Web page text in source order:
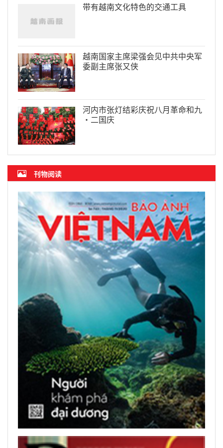
带有越南文化特色的交通工具
越南国家主席梁强会见中共中央军
委副主席张又侠
河内市张灯结彩庆祝八月革命和九
·二国庆
刊物阅读